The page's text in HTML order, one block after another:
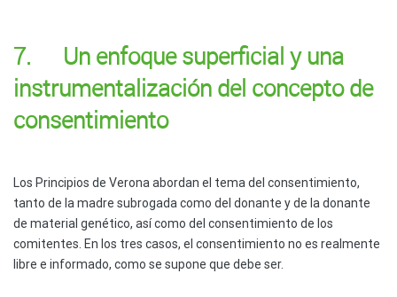
7. Un enfoque superficial y una
instrumentalización del concepto de
consentimiento
Los Principios de Verona abordan el tema del consentimiento,
tanto de la madre subrogada como del donante y de la donante
de material genético, así como del consentimiento de los
comitentes. En los tres casos, el consentimiento no es realmente
libre e informado, como se supone que debe ser.